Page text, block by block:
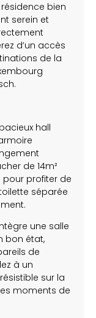
bien
serein et
d’un accès
de la
hall
de 14m²
pour profiter de
séparée
une salle
bon état,
de
à un
sur la
moments de